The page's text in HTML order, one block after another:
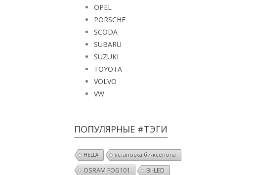
OPEL
PORSCHE
SCODA
SUBARU
SUZUKI
TOYOTA
VOLVO
VW
ПОПУЛЯРНЫЕ #ТЭГИ
HELLA установка би-ксенона
OSRAM FOG101 BI-LED